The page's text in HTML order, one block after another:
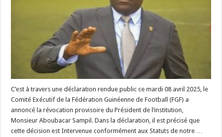
C’est à travers une déclaration rendue public ce mardi 08 avril 2025, le
Comité Exécutif de la Fédération Guinéenne de Football (FGF) a
annoncé la révocation provisoire du Président de l’institution,
Monsieur Aboubacar Sampil. Dans la déclaration, il est précisé que
cette décision est Intervenue conformément aux Statuts de notre …